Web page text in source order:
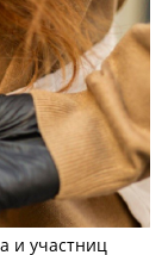
и участниц